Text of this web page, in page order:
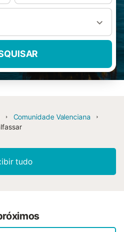
Comunidade Valenciana
tudo